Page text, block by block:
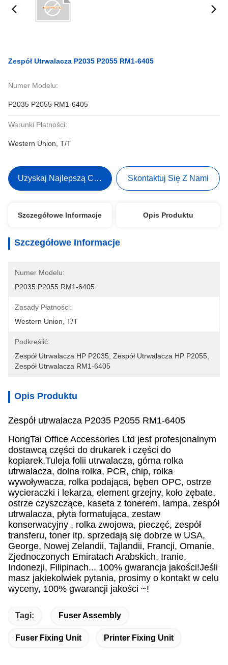
Zespół Utrwalacza P2035 P2055 RM1-6405
Numer Modelu:
P2035 P2055 RM1-6405
Warunki Płatności:
Western Union, T/T
Uzyskaj Najlepszą Cenę Skontaktuj Się Z Nami
Szczegółowe Informacje Opis Produktu
Szczegółowe Informacje
Numer Modelu:
P2035 P2055 RM1-6405
Zasady Płatności:
Western Union, T/T
Podkreślić:
Zespół Utrwalacza HP P2035 Zespół Utrwalacza HP P2055
Zespół Utrwalacza RM1-6405
Opis Produktu
Zespół utrwalacza P2035 P2055 RM1-6405
HongTai Office Accessories Ltd jest profesjonalnym
dostawcą części do drukarek i części do
kopiarek.Tuleja folii utrwalacza, górna rolka
utrwalacza, dolna rolka, PCR, chip, rolka
wywoływacza, rolka podająca, bęben OPC, ostrze
wycieraczki i lekarza, element grzejny, koło zębate,
ostrze czyszczące, kaseta z tonerem, lampa, zespół
utrwalacza, płyta formatująca, zestaw
konserwacyjny , rolka zwojowa, pieczęć, zespół
transferu, toner itp. sprzedają się dobrze w USA,
George, Nowej Zelandii, Tajlandii, Francji, Omanie,
Zjednoczonych Emiratach Arabskich, Iranie,
Indonezji, Filipinach... 100% gwarancja jakości!Jeśli
masz jakiekolwiek pytania, prosimy o kontakt w celu
wyceny, 100% gwarancji jakości ~!
Tagi: Fuser Assembly
Fuser Fixing Unit Printer Fixing Unit